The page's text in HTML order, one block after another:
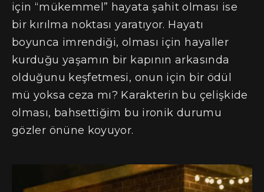
için “mükemmel” hayata şahit olması ise
bir kırılma noktası yaratıyor. Hayatı
boyunca imrendiği, olması için hayaller
kurduğu yaşamın bir kapının arkasında
olduğunu keşfetmesi, onun için bir ödül
mü yoksa ceza mı? Karakterin bu çelişkide
olması, bahsettiğim bu ironik durumu
gözler önüne koyuyor.